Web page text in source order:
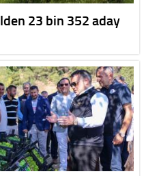
23 bin 352 aday